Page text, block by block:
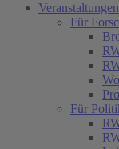
Veranstaltungen
Für
Für